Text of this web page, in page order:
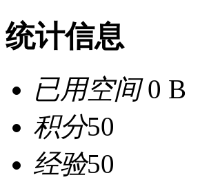
统计信息
已用空间0 B
积分50
经验50